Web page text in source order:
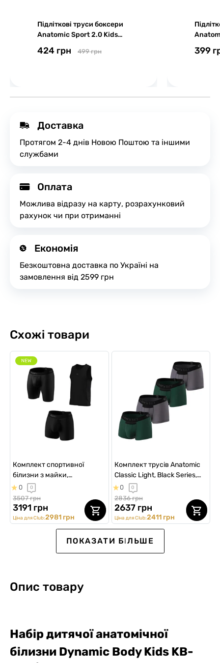
Підліткові труси боксери
Anatomic Sport 2.0 Kids
чорний
424 грн 499 грн 399
Доставка
Протягом 2-4 днів Новою Поштою та іншими
службами
Оплата
Можлива відразу на карту, розрахунковий
рахунок чи при отриманні
Економія
Безкоштовна доставка по Україні на
замовлення від 2599 грн
Схожі товари
NEW
Комплект спортивної
білизни з майки,
спортивних та
анатомічних боксерів,
AirFlex Training
0 0
3507 грн
3191 грн
Ціна для Club:2981 грн
Комплект трусів Anatomic
Classic Light, Black Series,
темно-зелений/графіт, 4шт
0 0
2836 грн
2637 грн
Ціна для Club:2411 грн
Комплект чоловічої білизни
з трусів, футболки та
анатомічних боксерів Long
Набір чоловічих
анатомічних трусів Secret
Classic w/fly Plus (6 шт)
Комплект чоловічий
RESORTER Pack, чорний
NEW Collection
Shorts Soft "Дофамінова
ПОКАЗАТИ БІЛЬШЕ
Опис товару
Набір дитячої анатомічної
білизни Dynamic Body Kids KB-